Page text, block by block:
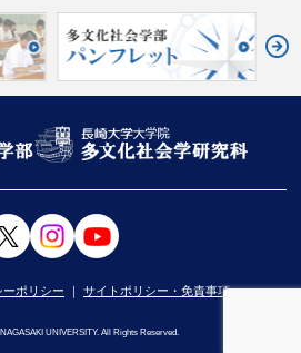
ーポリシー ｜ サイトポリシー・免責事項
UNIVERSITY. All Rights Reserved.